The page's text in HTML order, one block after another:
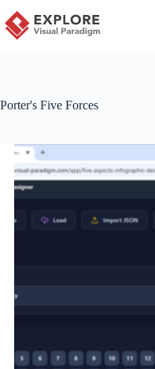
Porter's Five Forces